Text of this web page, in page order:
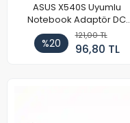
ASUS X540S Uyumlu
Notebook Adaptör DC
Power Kablosu
%20
121,00 TL
96,80 TL